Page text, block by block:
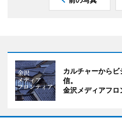
カルチャーから
信。
金沢メディアフロ